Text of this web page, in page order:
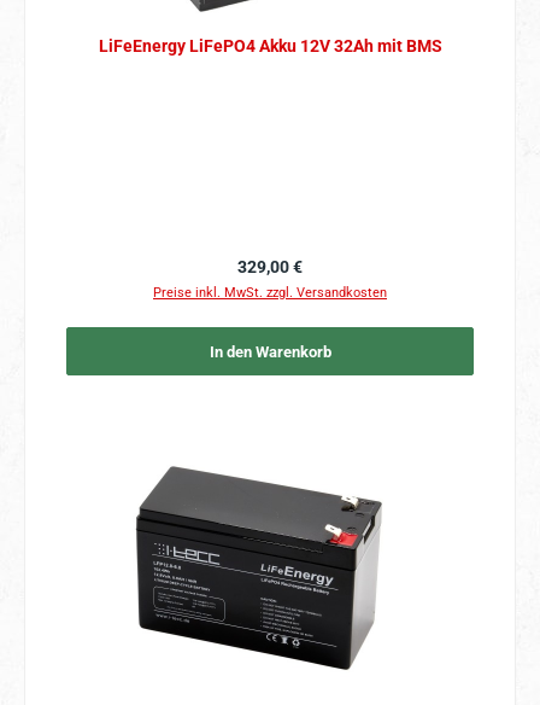
LiFeEnergy LiFePO4 Akku 12V 32Ah mit BMS
Regulärer Preis:
329,00 €
Preise inkl. MwSt. zzgl. Versandkosten
In den Warenkorb